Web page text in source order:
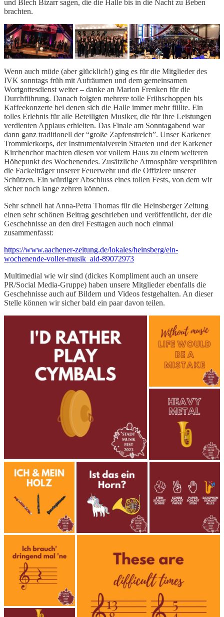
und Blech Bizarr sagen, die die Halle bis in die Nacht zu Beben
brachten.
Wenn auch müde (aber glücklich!) ging es für die Mitglieder des
IVK sonntags früh mit Aufräumen und dem gemeinsamen
Wortgottesdienst weiter – danke an Marion Frenken für die
Durchführung. Danach folgten mehrere tolle Frühschoppen bis
Kaffeekonzerte bei denen sich die Halle immer mehr füllte. Ein
tolles Erlebnis für alle Beteiligten Musiker, die für ihre Leistungen
verdienten Applaus erhielten. Das Finale am Sonntagabend war
dann ganz traditionell der “große Zapfenstreich”. Unser Karkener
Trommlerkorps, der Instrumentalverein Straeten und der Karkener
Kirchenchor machten diesen vor vollem Haus zu einem weiteren
Höhepunkt des Wochenendes. Zusätzliche Atmosphäre versprühten
die Fackelträger unserer Feuerwehr und die Offiziere unserer
Schützen. Ein würdiger Abschluss eines tollen Fests, von dem wir
sicher noch lange zehren können.
Sehr schnell hat Anna-Petra Thomas für die Heinsberger Zeitung
einen sehr schönen Beitrag geschrieben und veröffentlicht, der die
Geschehnisse an den drei Festtagen auch noch einmal
zusammenfasst:
https://www.aachener-zeitung.de/lokales/heinsberg/ein-
wochenende-voller-musik_aid-89072973
Multimedial wie wir sind (dickes Kompliment auch an unsere
PR/Social Media-Gruppe) haben unsere Mitglieder ebenfalls die
Geschehnisse auch auf Bildern und Videos festgehalten. An dieser
Stelle können wir sicher bald ein paar davon teilen.